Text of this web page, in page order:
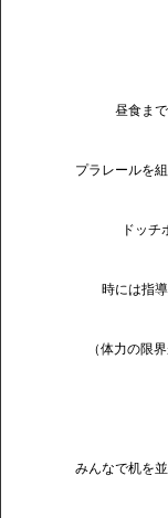
昼食ま
プラレールを
ドッチ
時には指
（体力の限
みんなで机を